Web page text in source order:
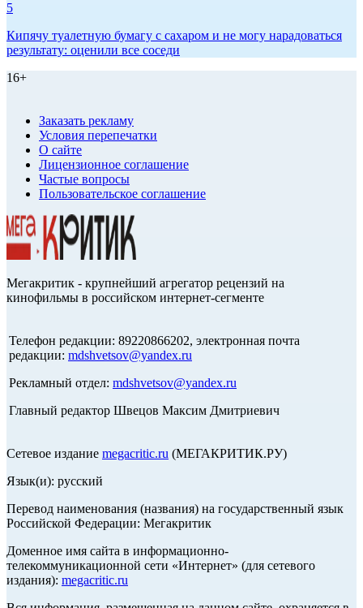
5
Кипячу туалетную бумагу с сахаром и не могу нарадоваться
результату: оценили все соседи
16+
Заказать рекламу
Условия перепечатки
О сайте
Лицензионное соглашение
Частые вопросы
Пользовательское соглашение
Мегакритик - крупнейший агрегатор рецензий на
кинофильмы в российском интернет-сегменте
Телефон редакции: 89220866202, электронная почта
редакции: mdshvetsov@yandex.ru
Рекламный отдел: mdshvetsov@yandex.ru
Главный редактор Швецов Максим Дмитриевич
Сетевое издание megacritic.ru (МЕГАКРИТИК.РУ)
Язык(и): русский
Перевод наименования (названия) на государственный язык
Российской Федерации: Мегакритик
Доменное имя сайта в информационно-
телекоммуникационной сети «Интернет» (для сетевого
издания): megacritic.ru